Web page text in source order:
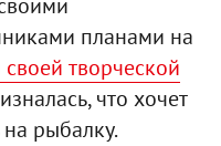
планами на
творческой
что хочет
рыбалку.